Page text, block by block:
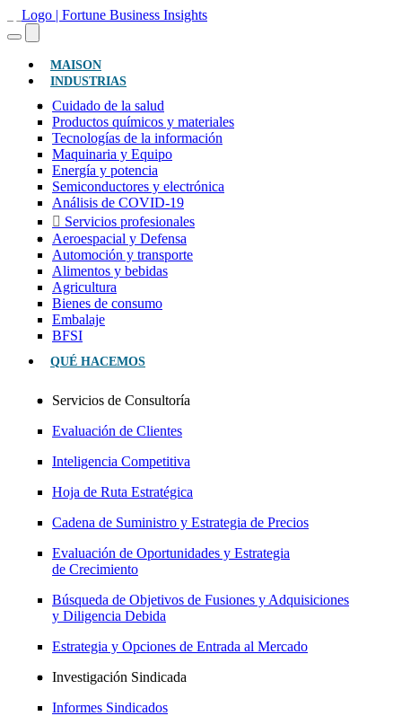
MAISON(ACTUAL)
INDUSTRIAS
Cuidado de la salud
Productos químicos y materiales
Tecnologías de la información
Maquinaria y Equipo
Energía y potencia
Semiconductores y electrónica
Análisis de COVID-19
Servicios profesionales
Aeroespacial y Defensa
Automoción y transporte
Alimentos y bebidas
Agricultura
Bienes de consumo
Embalaje
BFSI
QUÉ HACEMOS
Servicios de Consultoría
Evaluación de Clientes
Inteligencia Competitiva
Hoja de Ruta Estratégica
Cadena de Suministro y Estrategia de Precios
Evaluación de Oportunidades y Estrategia
de Crecimiento
Búsqueda de Objetivos de Fusiones y Adquisiciones
y Diligencia Debida
Estrategia y Opciones de Entrada al Mercado
Investigación Sindicada
Informes Sindicados